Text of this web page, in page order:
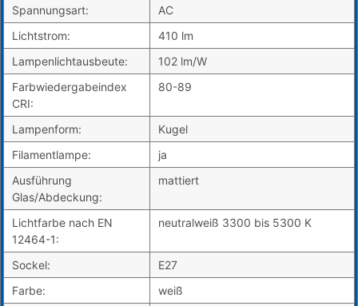
Spannungsart:
AC
Lichtstrom:
410 lm
Lampenlichtausbeute:
102 lm/W
Farbwiedergabeindex
CRI:
80-89
Lampenform:
Kugel
Filamentlampe:
ja
Ausführung
Glas/Abdeckung:
mattiert
Lichtfarbe nach EN
12464-1:
neutralweiß 3300 bis 5300 K
Sockel:
E27
Farbe:
weiß